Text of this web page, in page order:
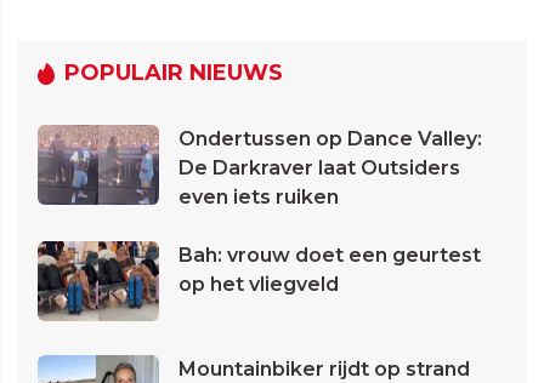
POPULAIR NIEUWS
Ondertussen op Dance Valley:
De Darkraver laat Outsiders
even iets ruiken
Bah: vrouw doet een geurtest
op het vliegveld
Mountainbiker rijdt op strand